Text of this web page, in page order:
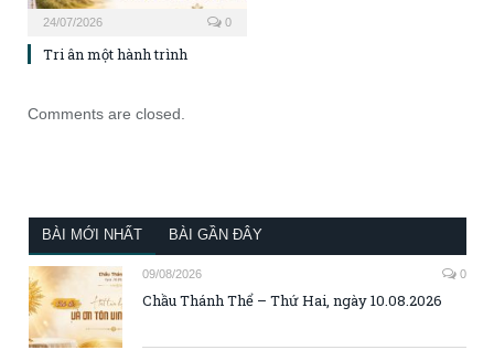
24/07/2026 0
Tri ân một hành trình
Comments are closed.
BÀI MỚI NHẤT BÀI GẦN ĐÂY
09/08/2026 0
Chầu Thánh Thể – Thứ Hai, ngày 10.08.2026